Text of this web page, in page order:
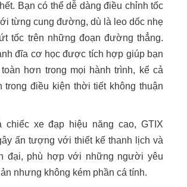
Bạn có thể dễ dàng điều chỉnh tốc
từng cung đường, dù là leo dốc nhẹ
tốc trên những đoạn đường thẳng.
đĩa cơ học được tích hợp giúp bạn
hơn trong mọi hành trình, kể cả
trong điều kiện thời tiết không thuận
chiếc xe đạp hiệu năng cao, GTIX
ấn tượng với thiết kế thanh lịch và
đại, phù hợp với những người yêu
nhưng không kém phần cá tính.